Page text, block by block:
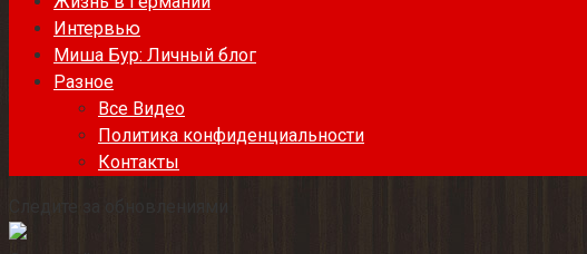
Интервью
Миша Бур: Личный блог
Разное
Все Видео
Политика конфиденциальности
Контакты
Следите за обновлениями